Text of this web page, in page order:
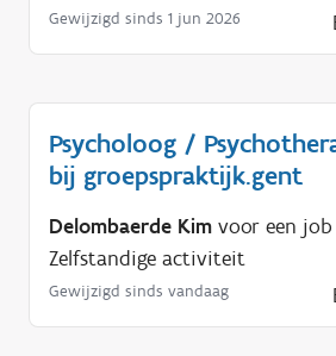
Gewijzigd sinds 1 jun 2026
Psycholoog /
bij groepspraktijk.gent
Delombaerde Kim voor een
Zelfstandige activiteit
Gewijzigd sinds vandaag